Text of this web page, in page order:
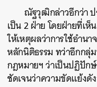
ณัฐวุฒิกล่าวอีกว่า
เป็น 2 ฝ่าย โดยฝ่ายที่เห็
ให้เหตุผลว่าการใช้อำน
หลักนิติธรรม ทว่าอีกกลุ่
กฎหมายฯ ว่าเป็นปฏิปัก
ชัดเจนว่าความขัดแย้งดั